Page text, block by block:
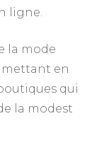
ligne.
la mode
mettant en
qui
la modest